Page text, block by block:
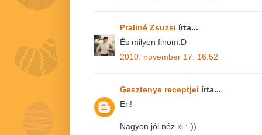
Praliné Zsuzsi írta...
És milyen finom:D
2010. november 17. 16:52
Gesztenye receptjei írta...
Eri!
Nagyon jól néz ki :-))